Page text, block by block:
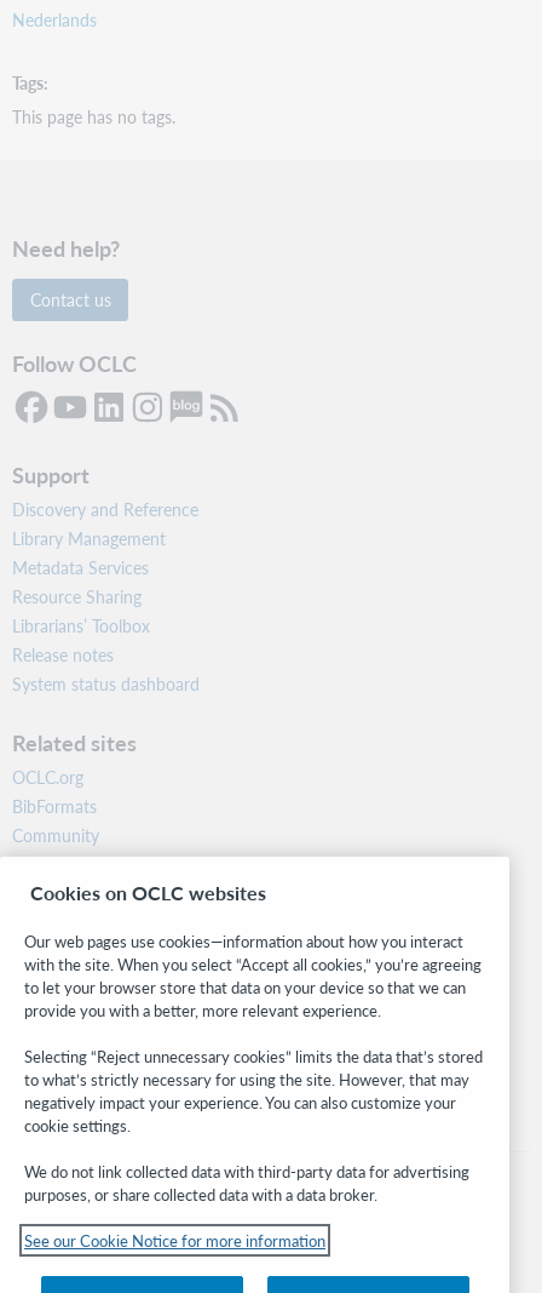
Nederlands
Tags
This page has no tags.
Need help?
Contact us
Follow OCLC
Support
Discovery and Reference
Library Management
Metadata Services
Resource Sharing
Librarians’ Toolbox
Release notes
System status dashboard
Related sites
OCLC.org
BibFormats
Community
Research
WebJunction
Stay in the know.
Get the latest product updates, research, events, and much more—
right to your inbox.
Subscribe now
© 2026 OCLC
Cookies on OCLC websites
Our web pages use cookies—information about how you interact
with the site. When you select “Accept all cookies,” you’re agreeing
to let your browser store that data on your device so that we can
provide you with a better, more relevant experience.
Selecting “Reject unnecessary cookies” limits the data that’s stored
to what’s strictly necessary for using the site. However, that may
negatively impact your experience. You can also customize your
cookie settings.
We do not link collected data with third-party data for advertising
purposes, or share collected data with a data broker.
See our Cookie Notice for more information